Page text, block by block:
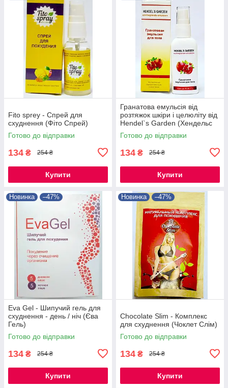
Fito sprey - Спрей для
схуднення (Фіто Спрей)
Готово до відправки
134 ₴ 254 ₴
Купити
Гранатова емульсія від
розтяжок шкіри і целюліту від
Hendel`s Garden (Хендельс
Гаден)
Готово до відправки
134 ₴ 254 ₴
Купити
Новинка –47%
Eva Gel - Шипучий гель для
схуднення - день / ніч (Єва
Гель)
Готово до відправки
134 ₴ 254 ₴
Купити
Новинка –47%
Chocolate Slim - Комплекс
для схуднення (Чоклет Слім)
Готово до відправки
134 ₴ 254 ₴
Купити